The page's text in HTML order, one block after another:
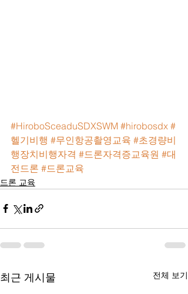
#HiroboSceaduSDXSWM #hirobosdx #
헬기비행 #무인항공촬영교육 #초경량비
행장치비행자격 #드론자격증교육원 #대
전드론 #드론교육
드론 교육
최근 게시물 전체 보기